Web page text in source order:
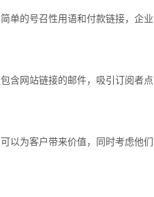
单的号召性用语和付款链接，企业
含网站链接的邮件，吸引订阅者点
以为客户带来价值，同时考虑他们